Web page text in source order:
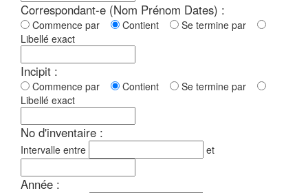
Correspondant-e (Nom Prénom Dates) :
Commence par Contient
Se termine par
Libellé exact
Incipit :
Commence par Contient
Se termine par
Libellé exact
No d'inventaire :
Intervalle entre et
Année :